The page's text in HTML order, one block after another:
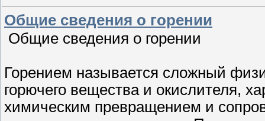
Общие сведения о горении
Общие сведения о горении
Горением называется сложный
горючего вещества и окислителя,
химическим превращением и